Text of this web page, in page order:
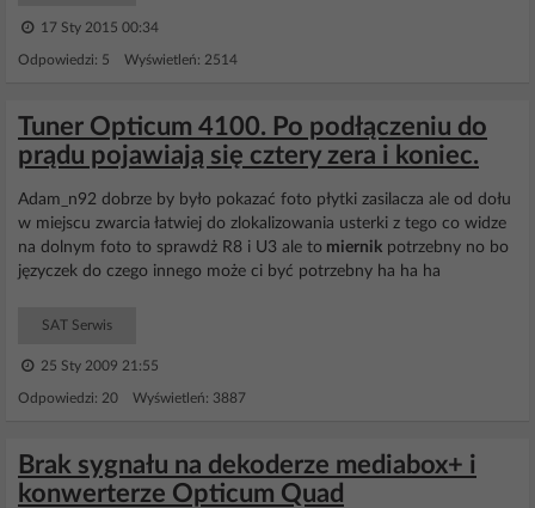
17 Sty 2015 00:34
Odpowiedzi: 5 Wyświetleń: 2514
Tuner Opticum 4100. Po podłączeniu do
prądu pojawiają się cztery zera i koniec.
Adam_n92 dobrze by było pokazać foto płytki zasilacza ale od dołu
w miejscu zwarcia łatwiej do zlokalizowania usterki z tego co widze
na dolnym foto to sprawdż R8 i U3 ale to miernik potrzebny no bo
języczek do czego innego może ci być potrzebny ha ha ha
SAT Serwis
25 Sty 2009 21:55
Odpowiedzi: 20 Wyświetleń: 3887
Brak sygnału na dekoderze mediabox+ i
konwerterze Opticum Quad